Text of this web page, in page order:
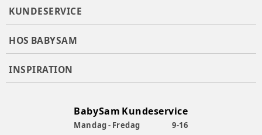
KUNDESERVICE
HOS BABYSAM
INSPIRATION
BabySam Kundeservice
Mandag - Fredag
9-16